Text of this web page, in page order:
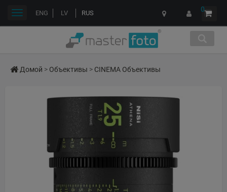
ENG LV RUS 0
Переключить
Домой > Объективы > CINEMA Объективы